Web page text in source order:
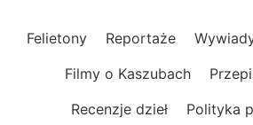
Felietony Reportaże
Filmy o Kaszubach
Recenzje dzieł
Polityka